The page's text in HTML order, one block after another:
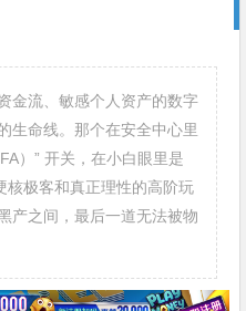
金流、敏感个人资产的数字
生命线。那个在安全中心里
）” 开关，在小白眼里是
核极客和真正理性的高阶玩
产之间，最后一道无法被物